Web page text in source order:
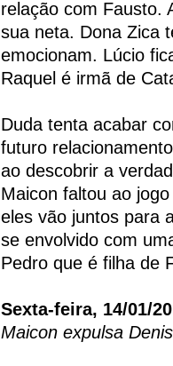
relação com Fausto.
sua neta. Dona Zica
emocionam. Lúcio
Raquel é irmã de
Duda tenta acabar
futuro
ao descobrir a
Maicon faltou ao
eles vão juntos para
se envolvido com
Pedro que é filha de
Sexta-feira, 14/01/
Maicon expulsa